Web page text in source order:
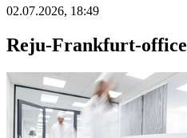
02.07.2026, 18:49
Reju-Frankfurt-office